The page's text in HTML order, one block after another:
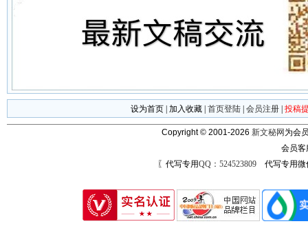
设为首页 加入收藏 首页登陆 会员注册 投稿
Copyright © 2001-2026 新文秘网 为会
会员
〖代写专用QQ：524523809代写专用微